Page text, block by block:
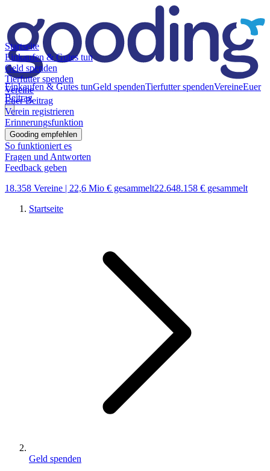
Einkaufen & Gutes tunGeld spendenTierfutter spendenVereineEuer
Beitrag
Startseite
Einkaufen & Gutes tun
Geld spenden
Tierfutter spenden
Vereine
Euer Beitrag
Verein registrieren
Erinnerungsfunktion
Gooding empfehlen
So funktioniert es
Fragen und Antworten
Feedback geben
18.358 Vereine | 22,6 Mio € gesammelt22.648.158 € gesammelt
Startseite
Geld spenden